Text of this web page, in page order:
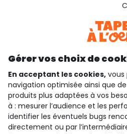
Consulter les
qui sommes-nous ?
besoin d'aide ?
Gérer vos choix de
En acceptant les cookies, vous
navigation optimisée ainsi que
produits plus adaptées à vos
à : mesurer l’audience et les
identifier les éventuels bugs
directement ou par